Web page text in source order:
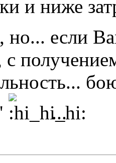
и ниже
но... если
с
...